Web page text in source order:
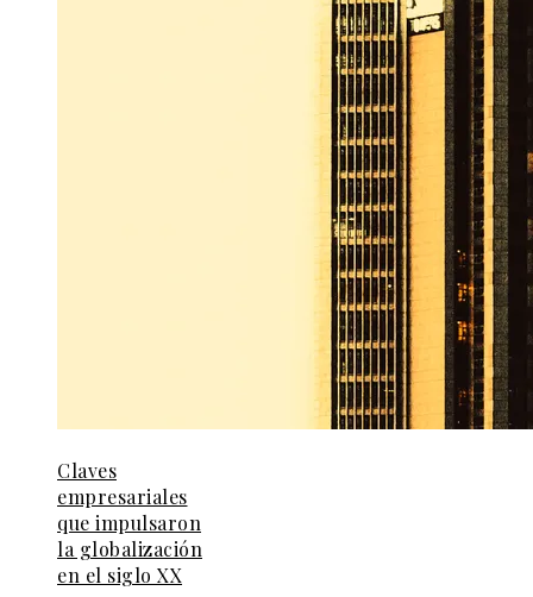
Claves
empresariales
que impulsaron
la globalización
en el siglo XX